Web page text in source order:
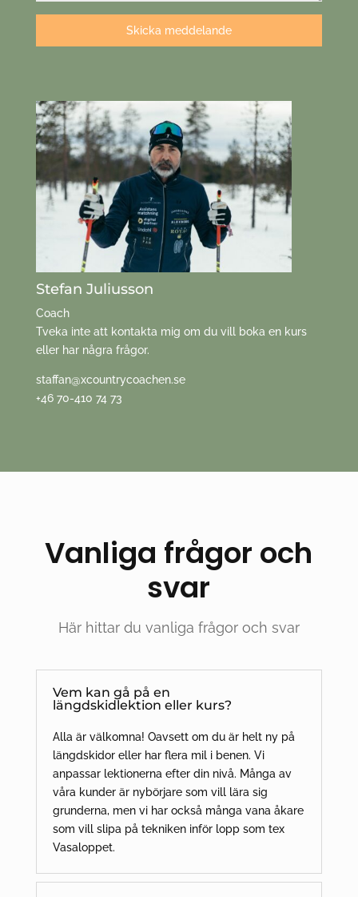
Skicka meddelande
Stefan Juliusson
Coach
Tveka inte att kontakta mig om du vill boka en kurs
eller har några frågor.
staffan@xcountrycoachen.se
+46 70-410 74 73
Vanliga frågor och
svar
Här hittar du vanliga frågor och svar
Vem kan gå på en
längdskidlektion eller kurs?
Alla är välkomna! Oavsett om du är helt ny på
längdskidor eller har flera mil i benen. Vi
anpassar lektionerna efter din nivå. Många av
våra kunder är nybörjare som vill lära sig
grunderna, men vi har också många vana åkare
som vill slipa på tekniken inför lopp som tex
Vasaloppet.